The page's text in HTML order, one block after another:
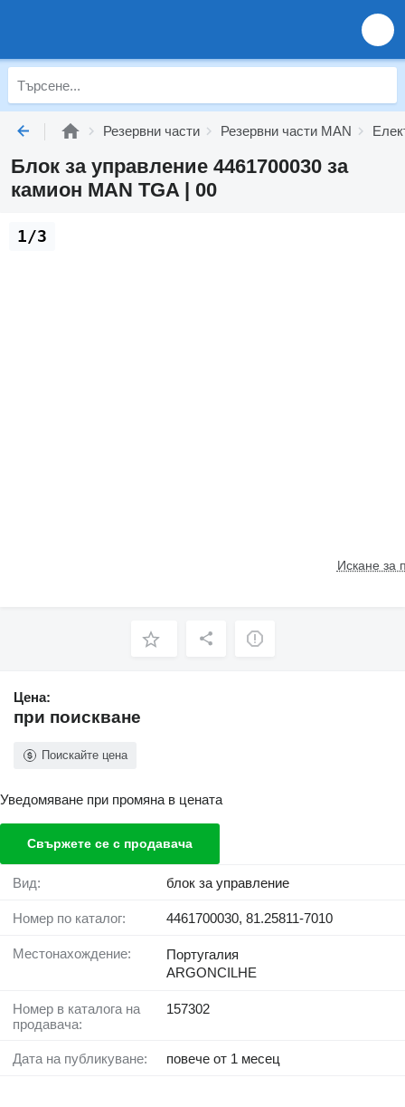
Резервни части Резервни части MAN
Блок за управление 4461700030 за
камион MAN TGA | 00
Искане за
1/3
Цена:
при поискване
Поискайте цена
Уведомяване при промяна в цената
Свържете се с продавача
Вид: блок за управление
Номер по каталог: 4461700030, 81.25811-7010
Местонахождение:
Португалия
ARGONCILHE
Номер в каталога на
продавача:
157302
Дата на публикуване: повече от 1 месец